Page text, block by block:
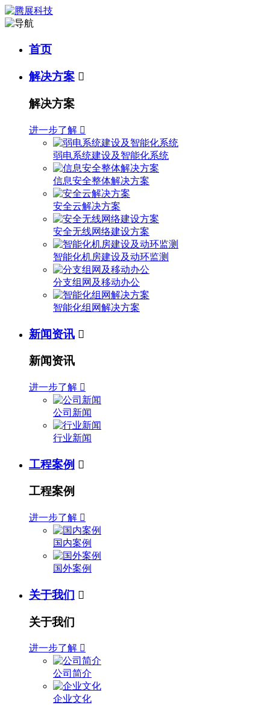
首页
解决方案 
解决方案
进一步了解 
弱电系统建设及智能化系统
信息安全整体解决方案
安全云解决方案
安全无线网络建设方案
智能化机房建设及动环监测
分支组网及移动办公
智能化组网解决方案
新闻资讯 
新闻资讯
进一步了解 
公司新闻
行业新闻
工程案例 
工程案例
进一步了解 
国内案例
国外案例
关于我们 
关于我们
进一步了解 
公司简介
企业文化